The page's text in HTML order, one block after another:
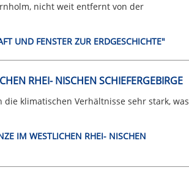
nicht weit entfernt von der
UND FENSTER ZUR ERDGESCHICHTE"
RHEI- NISCHEN SCHIEFERGEBIRGE
klimatischen Verhältnisse sehr stark, was
IM WESTLICHEN RHEI- NISCHEN